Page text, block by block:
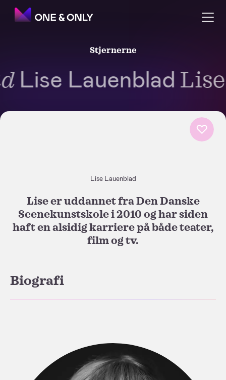
Stjernerne
Lise Lauenblad
Lise Lauenblad
Lise er uddannet fra Den Danske
Scenekunstskole i 2010 og har siden
haft en alsidig karriere på både teater,
film og tv.
Biografi